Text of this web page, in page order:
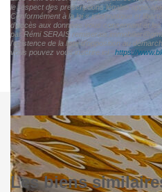
le respect des prescriptions légales
Conformément à la loi « informatique et
d'accès aux données vous concernant et
par Rémi SERAIS
l'existence de la liste d'opposition au
vous pouvez vous inscrire ici : https://
Les biens